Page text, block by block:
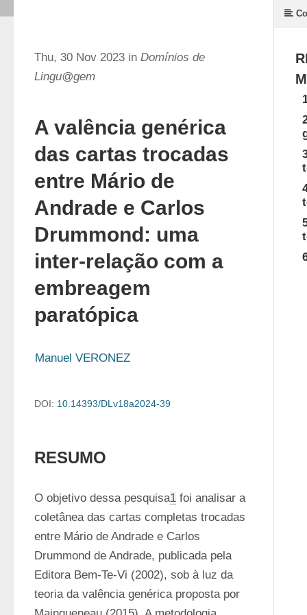
Thu, 30 Nov 2023 in Domínios de
Lingu@gem
A valência genérica
das cartas trocadas
entre Mário de
Andrade e Carlos
Drummond: uma
inter-relação com a
embreagem
paratópica
Manuel VERONEZ
DOI: 10.14393/DLv18a2024-39
RESUMO
O objetivo dessa pesquisa1 foi analisar a
coletânea das cartas completas trocadas
entre Mário de Andrade e Carlos
Drummond de Andrade, publicada pela
Editora Bem-Te-Vi (2002), sob à luz da
teoria da valência genérica proposta por